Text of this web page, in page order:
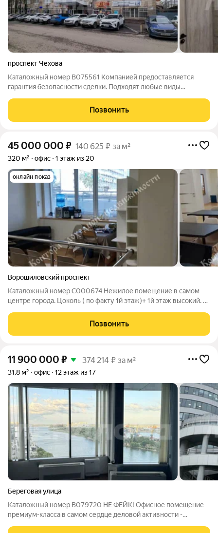
проспект Чехова
Каталожный номер B075561 Компанией предоставляется
гарантия безопасности сделки. Подходят любые виды
офисное помещение 10 кв м.Центр города Чехова/ М
Горького.Рядом элитный Жк Чехов, ул Пушкинская,
Позвонить
45 000 000 ₽ 140 625 ₽ за м²
320 м² офис 1 этаж из 20
онлайн показ
Ворошиловский проспект
Каталожный номер C000674 Нежилое помещение в самом
центре города. Цоколь ( по факту 1й этаж)+ 1й этаж высокий. В
Планировка этаже смешанная ) есть большой зал и несколько
кабинетов). Состояние
Позвонить
11 900 000 ₽ 374 214 ₽ за м²
31,8 м² офис 12 этаж из 17
Береговая улица
Каталожный номер B079720 НЕ ФЕЙК! Офисное помещение
премиум-класса в самом сердце деловой активности -